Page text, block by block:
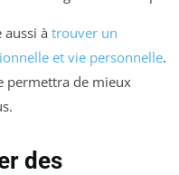
à trouver un
et vie personnelle.
permettra de mieux
des